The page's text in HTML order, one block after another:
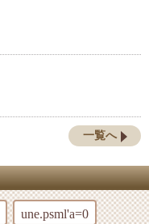
一覧へ
une.psml'a=0